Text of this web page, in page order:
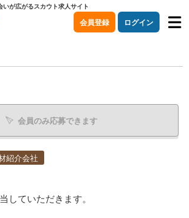
が広がるスカウト求人サイト
会員登録 ログイン
会員のみ応募できます
紹介会社
していただきます。